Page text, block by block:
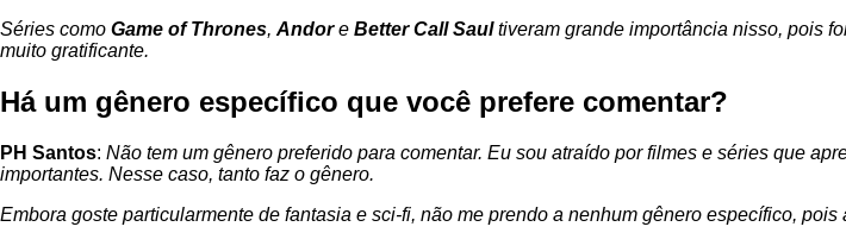
Séries como Game of Thrones, Andore Better Call Saultiveram grande importância nisso, pois
muito gratificante.
Há um gênero específico que você prefere comentar?
PH Santos: Não tem um gênero preferido para comentar. Eu sou atraído por filmes e séries que
importantes. Nesse caso, tanto faz o gênero.
Embora goste particularmente de fantasia e sci-fi, não me prendo a nenhum gênero específico,